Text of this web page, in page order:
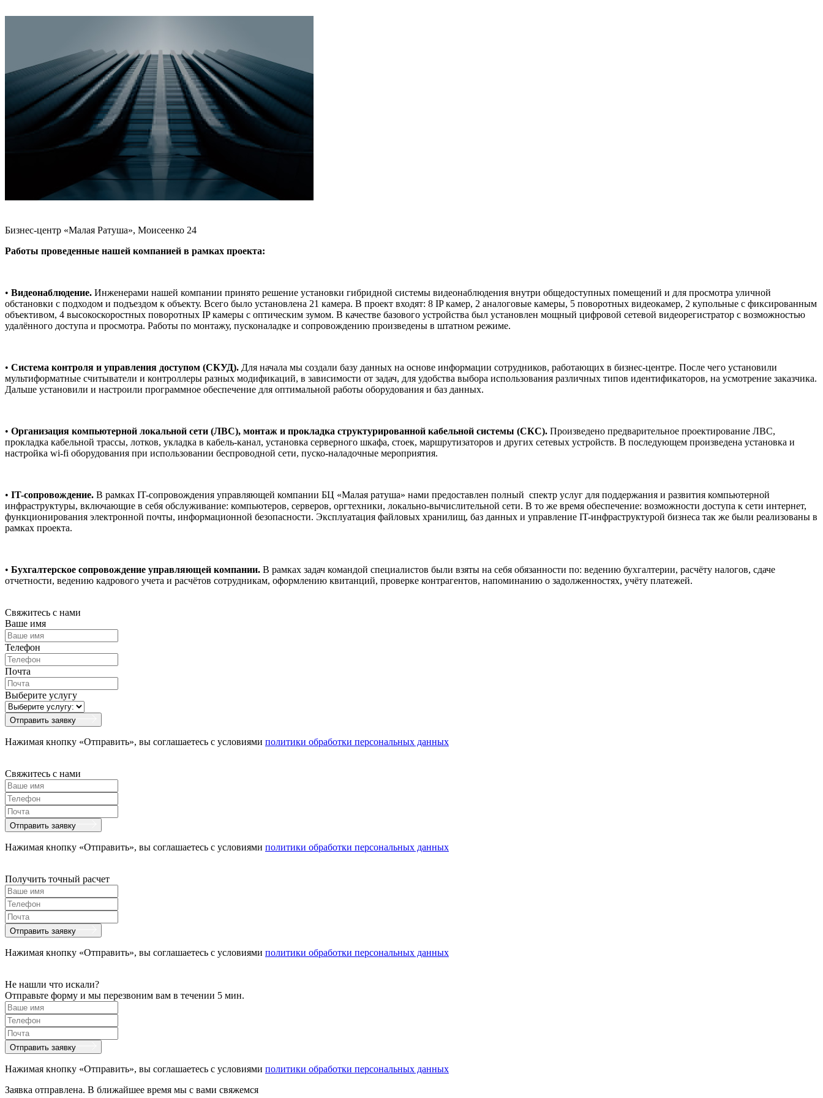
Бизнес-центр «Малая Ратуша», Моисеенко 24
Работы проведенные нашей компанией в рамках проекта:
• Видеонаблюдение. Инженерами нашей компании принято решение установки гибридной системы видеонаблюдения внутри общедоступных помещений и для просмотра уличной
обстановки с подходом и подъездом к объекту. Всего было установлена 21 камера. В проект входят: 8 IP камер, 2 аналоговые камеры, 5 поворотных видеокамер, 2 купольные с фиксированным
объективом, 4 высокоскоростных поворотных IP камеры с оптическим зумом. В качестве базового устройства был установлен мощный цифровой сетевой видеорегистратор с возможностью
удалённого доступа и просмотра. Работы по монтажу, пусконаладке и сопровождению произведены в штатном режиме.
• Система контроля и управления доступом (СКУД). Для начала мы создали базу данных на основе информации сотрудников, работающих в бизнес-центре. После чего установили
мультиформатные считыватели и контроллеры разных модификаций, в зависимости от задач, для удобства выбора использования различных типов идентификаторов, на усмотрение заказчика.
Дальше установили и настроили программное обеспечение для оптимальной работы оборудования и баз данных.
• Организация компьютерной локальной сети (ЛВС), монтаж и прокладка структурированной кабельной системы (СКС). Произведено предварительное проектирование ЛВС,
прокладка кабельной трассы, лотков, укладка в кабель-канал, установка серверного шкафа, стоек, маршрутизаторов и других сетевых устройств. В последующем произведена установка и
настройка wi-fi оборудования при использовании беспроводной сети, пуско-наладочные мероприятия.
• IT-сопровождение. В рамках IT-сопровождения управляющей компании БЦ «Малая ратуша» нами предоставлен полный спектр услуг для поддержания и развития компьютерной
инфраструктуры, включающие в себя обслуживание: компьютеров, серверов, оргтехники, локально-вычислительной сети. В то же время обеспечение: возможности доступа к сети интернет,
функционирования электронной почты, информационной безопасности. Эксплуатация файловых хранилищ, баз данных и управление IT-инфраструктурой бизнеса так же были реализованы в
рамках проекта.
• Бухгалтерское сопровождение управляющей компании. В рамках задач командой специалистов были взяты на себя обязанности по: ведению бухгалтерии, расчёту налогов, сдаче
отчетности, ведению кадрового учета и расчётов сотрудникам, оформлению квитанций, проверке контрагентов, напоминанию о задолженностях, учёту платежей.
Свяжитесь с нами
Ваше имя
Телефон
Почта
Выберите услугу
Отправить заявку
Нажимая кнопку «Отправить», вы соглашаетесь с условиями политики обработки персональных данных
Свяжитесь с нами
Отправить заявку
Нажимая кнопку «Отправить», вы соглашаетесь с условиями политики обработки персональных данных
Получить точный расчет
Отправить заявку
Нажимая кнопку «Отправить», вы соглашаетесь с условиями политики обработки персональных данных
Не нашли что искали?
Отправьте форму и мы перезвоним вам в течении 5 мин.
Отправить заявку
Нажимая кнопку «Отправить», вы соглашаетесь с условиями политики обработки персональных данных
Заявка отправлена. В ближайшее время мы с вами свяжемся